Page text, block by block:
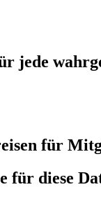
jede
für
für diese